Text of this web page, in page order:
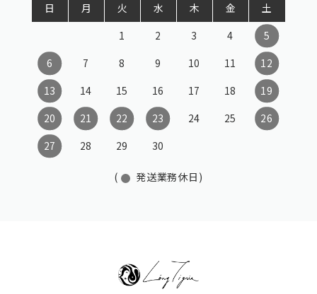
日
月 火 水 木 金
土
1
2 3 4
5
6
7 8 9 10 11
12
13
14 15 16 17 18
19
20
21 22 23 24 25
26
27
28 29 30
( 発送業務休日)